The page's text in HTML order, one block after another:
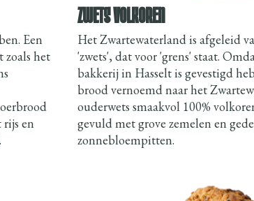
Een
zoals het
en
ZWETS VOLKOREN
Het Zwartewaterland is afgeleid
'zwets', dat voor 'grens' staat.
bakkerij in Hasselt is gevestigd
brood vernoemd naar het
ouderwets smaakvol 100%
gevuld met grove zemelen en
zonnebloempitten.